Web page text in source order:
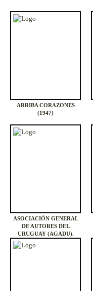
ARRIBA CORAZONES
(1947)
ASOCIACIÓN GENERAL
DE AUTORES DEL
URUGUAY (AGADU).
BOLETÍN INFORMATIVO